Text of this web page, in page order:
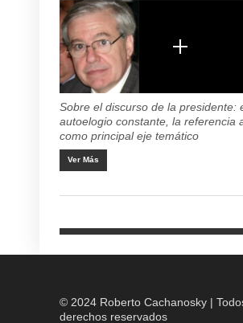
Sobre el discurso de la presidente:
autoelogio constante, la referencia
como principal eje temático
Ver Más
© 2024 Roberto Cachanosky |
derechos reservados